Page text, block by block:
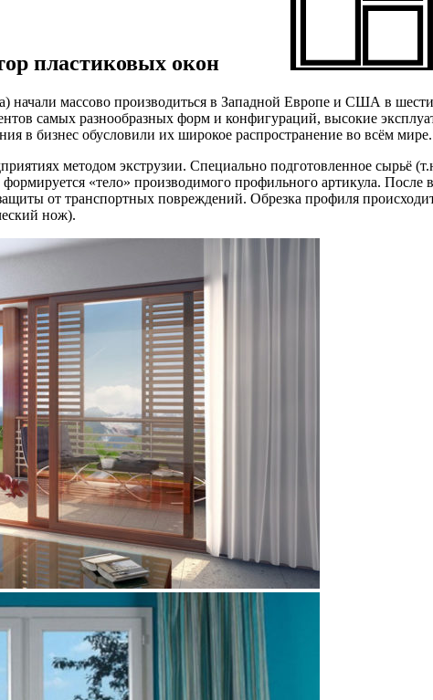
пластиковых окон
массово производиться в Западной Европе и США в
самых разнообразных форм и конфигураций, высокие
в бизнес обусловили их широкое распространение во всём мире.
методом экструзии. Специально подготовленное сырьё
«тело» производимого профильного артикула. После
от транспортных повреждений. Обрезка профиля
нож).